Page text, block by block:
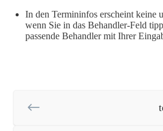
In den Termininfos erscheint keine
wenn Sie in das Behandler-Feld
passende Behandler mit Ihrer